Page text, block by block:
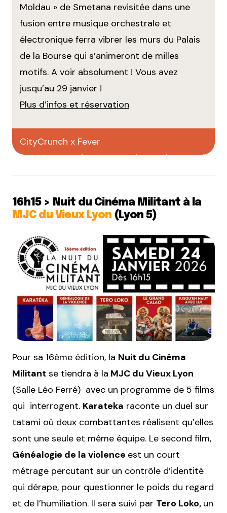
Moldau » de Smetana revisitée dans une
fusion entre musique orchestrale et
électronique ferra vibrer les murs du Palais
de la Bourse qui s’animeront de milles
motifs. A voir absolument ! Vous avez
jusqu’au 29 janvier !
Plus d’infos et réservation
CityCrunch x Fever
Faites votre pub sur CityCrunch
16h15 > Nuit du Cinéma Militant à la
MJC du Vieux Lyon (Lyon 5)
Pour sa 16ème édition, la Nuit du Cinéma
Militant se tiendra à la MJC du Vieux Lyon
(Salle Léo Ferré) avec un programme de 5 films
qui interrogent. Karateka raconte un duel sur
tatami où deux combattantes réalisent qu’elles
sont une seule et même équipe. Le second film,
Généalogie de la violence est un court
métrage percutant sur un contrôle d’identité
qui dérape, pour questionner le poids du regard
et de l’humiliation. Il sera suivi par Tero Loko, un